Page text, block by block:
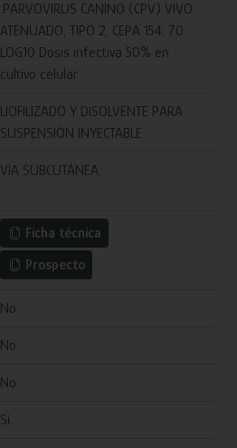
.PARVOVIRUS CANINO (CPV) VIVO
ATENUADO, TIPO 2, CEPA 154: 7.0
LOG10 Dosis infectiva 50% en
cultivo celular .
LIOFILIZADO Y DISOLVENTE PARA
SUSPENSIÓN INYECTABLE
VÍA SUBCUTÁNEA.
Ficha técnica
Prospecto
No
No
No
Si